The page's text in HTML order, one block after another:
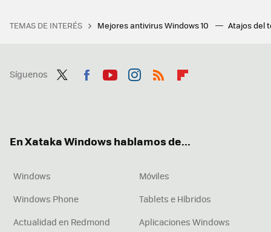
TEMAS DE INTERÉS Mejores antivirus Windows 10 Atajos del
Síguenos
En Xataka Windows hablamos de...
Windows
Móviles
Windows Phone
Tablets e Híbridos
Actualidad en Redmond
Aplicaciones Windows